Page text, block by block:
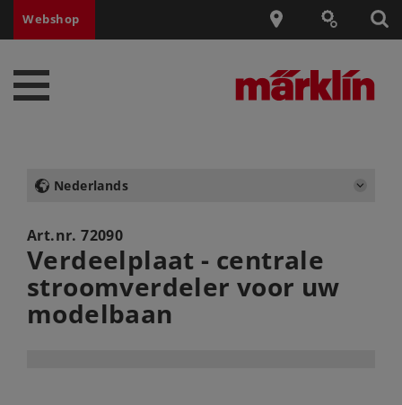
Webshop
Nederlands
Art.nr.72090
Verdeelplaat - centrale
stroomverdeler voor uw
modelbaan